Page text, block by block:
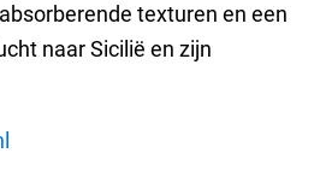
texturen en een
naar Sicilië en zijn